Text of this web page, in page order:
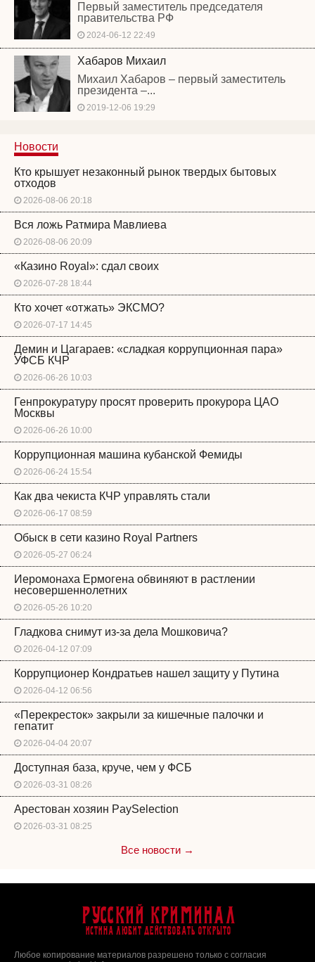
Первый заместитель председателя
правительства РФ
2024-06-12 22:49
Хабаров Михаил
Михаил Хабаров – первый заместитель
президента –...
2019-12-06 19:29
Новости
Кто крышует незаконный рынок твердых бытовых
отходов
2026-08-06 20:18
Вся ложь Ратмира Мавлиева
2026-08-06 20:09
«Казино Royal»: сдал своих
2026-07-28 18:44
Кто хочет «отжать» ЭКСМО?
2026-07-17 14:45
Демин и Цагараев: «сладкая коррупционная пара»
УФСБ КЧР
2026-06-26 10:03
Генпрокуратуру просят проверить прокурора ЦАО
Москвы
2026-06-26 10:00
Коррупционная машина кубанской Фемиды
2026-06-24 15:54
Как два чекиста КЧР управлять стали
2026-06-17 08:59
Обыск в сети казино Royal Partners
2026-05-27 06:24
Иеромонаха Ермогена обвиняют в растлении
несовершеннолетних
2026-05-26 10:20
Гладкова снимут из-за дела Мошковича?
2026-04-12 07:09
Коррупционер Кондратьев нашел защиту у Путина
2026-04-12 06:56
«Перекресток» закрыли за кишечные палочки и
гепатит
2026-04-04 20:07
Доступная база, круче, чем у ФСБ
2026-03-31 08:26
Арестован хозяин PaySelection
2026-03-31 08:25
Все новости →
Русский Криминал
Истина любит действовать открыто
Любое копирование материалов разрешено только с согласия